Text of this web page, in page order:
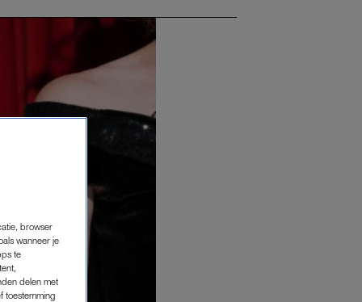
browser
wanneer je
te
delen met
toestemming